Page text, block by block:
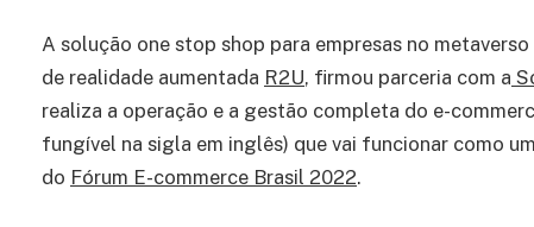
A solução one stop shop para empresas no
de realidade aumentada R2U, firmou parceria com a
realiza a operação e a gestão completa do e-
fungível na sigla em inglês) que vai funcionar como
do Fórum E-commerce Brasil 2022.